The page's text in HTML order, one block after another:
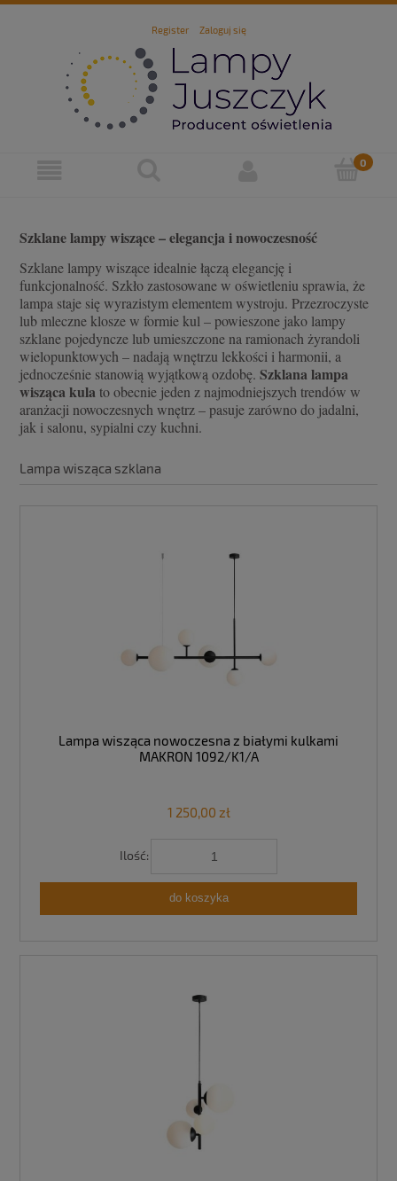
Register Zaloguj się
Szklane lampy wiszące – elegancja i nowoczesność
Szklane lampy wiszące idealnie łączą elegancję i
funkcjonalność. Szkło zastosowane w oświetleniu sprawia, że
lampa staje się wyrazistym elementem wystroju. Przezroczyste
lub mleczne klosze w formie kul – powieszone jako lampy
szklane pojedyncze lub umieszczone na ramionach żyrandoli
wielopunktowych – nadają wnętrzu lekkości i harmonii, a
jednocześnie stanowią wyjątkową ozdobę. Szklana lampa
wisząca kulato obecnie jeden z najmodniejszych trendów w
aranżacji nowoczesnych wnętrz – pasuje zarówno do jadalni,
jak i salonu, sypialni czy kuchni.
Lampa wisząca szklana
Lampa wisząca nowoczesna z białymi kulkami
MAKRON 1092/K1/A
1 250,00 zł
Ilość:
do koszyka